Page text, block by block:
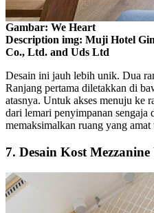
Gambar: We Heart
Description img: Muji Hotel
Co., Ltd. and Uds Ltd
Desain ini jauh lebih unik. Dua
Ranjang pertama diletakkan di
atasnya. Untuk akses menuju ke
dari lemari penyimpanan
memaksimalkan ruang yang amat
7. Desain Kost